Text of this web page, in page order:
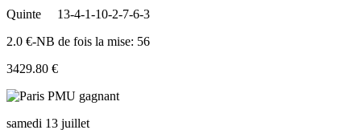
Quinte
13-4-1-10-2-7-6-3
2.0 €-NB de fois la mise: 56
3429.80 €
samedi 13 juillet